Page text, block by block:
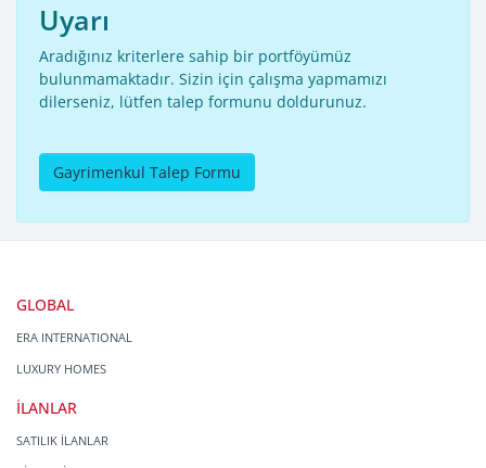
Uyarı
Aradığınız kriterlere sahip bir portföyümüz
bulunmamaktadır. Sizin için çalışma yapmamızı
dilerseniz, lütfen talep formunu doldurunuz.
Gayrimenkul Talep Formu
GLOBAL
ERA INTERNATIONAL
LUXURY HOMES
İLANLAR
SATILIK İLANLAR